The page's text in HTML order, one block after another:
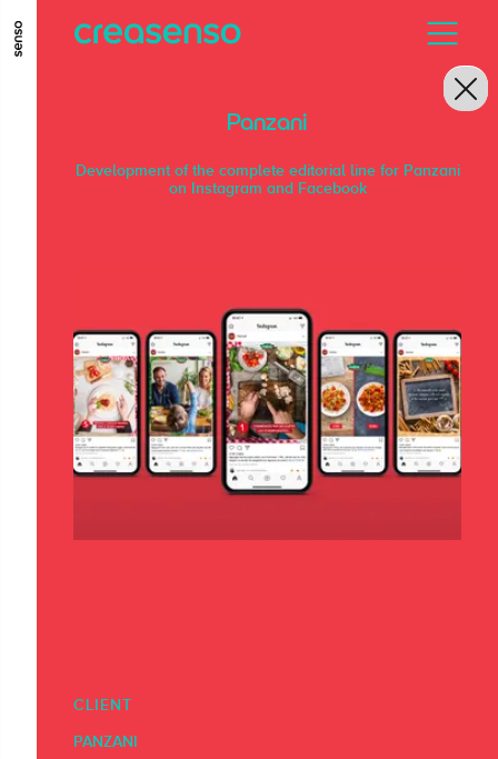
ALLER AU CONTENU PRINCIPAL
ALLER EN BAS DE PAGEPanzani
Development of the complete editorial line for Panzani
on Instagram and Facebook
CLIENT
PANZANI